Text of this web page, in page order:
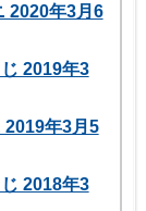
2020年3月6
2019年3
2019年3月5
2018年3